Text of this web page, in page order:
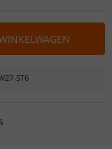
ST6